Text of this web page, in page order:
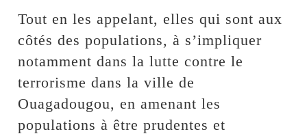
Tout en les appelant, elles qui sont aux
côtés des populations, à s’impliquer
notamment dans la lutte contre le
terrorisme dans la ville de
Ouagadougou, en amenant les
populations à être prudentes et